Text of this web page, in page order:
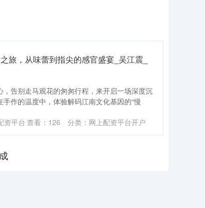
旅，从味蕾到指尖的感官盛宴_吴江震_
告别走马观花的匆匆行程，来开启一场深度沉
作的温度中，体验解码江南文化基因的“慢
资平台 查看： 126 分类： 网上配资平台开户